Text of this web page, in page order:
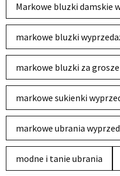
Markowe bluzki damskie
markowe bluzki
markowe bluzki za grosze
markowe sukienki
markowe ubrania
modne i tanie ubrania